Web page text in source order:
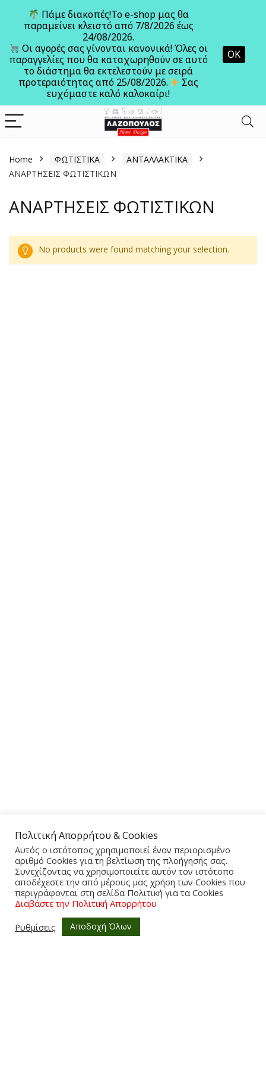
Home ΦΩΤΙΣΤΙΚΑ
ΑΝΤΑΛΛΑΚΤΙΚΑ
ΑΝΑΡΤΗΣΕΙΣ ΦΩΤΙΣΤΙΚΩΝ
ΑΝΑΡΤΗΣΕΙΣ ΦΩΤΙΣΤΙΚΩΝ
No products were found matching your selection.
Επικοινωνία
Λεωφ.Σαλαμίνος 21
Πειραιάς – Κερατσίνι
TK: 18546
Email: lazopouloshome.gr@gmail.com
ΑΡ.ΓΕΜΗ 044609407000
Πολιτική Απορρήτου & Cookies
Αυτός ο ιστότοπος χρησιμοποιεί έναν περιορισμένο
αριθμό Cookies για τη βελτίωση της πλοήγησής σας.
Συνεχίζοντας να χρησιμοποιείτε αυτόν τον ιστότοπο
αποδέχεστε την από μέρους μας χρήση των Cookies που
περιγράφονται στη σελίδα Πολιτική για τα Cookies
Διαβάστε την Πολιτική Απορρήτου
Ρυθμίσεις
Αποδοχή Όλων
Πάμε διακοπές!Το e-shop μας θα
παραμείνει κλειστό από 7/8/2026 έως
24/08/2026.
Οι αγορές σας γίνονται κανονικά! Όλες οι
παραγγελίες που θα καταχωρηθούν σε αυτό
το διάστημα θα εκτελεστούν με σειρά
προτεραιότητας από 25/08/2026.
Σας
ευχόμαστε καλό καλοκαίρι!
ΟΚ